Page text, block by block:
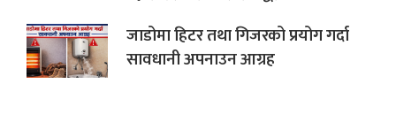
जाडोमा हिटर तथा गिजरको प्रयोग गर्दा
सावधानी अपनाउन आग्रह